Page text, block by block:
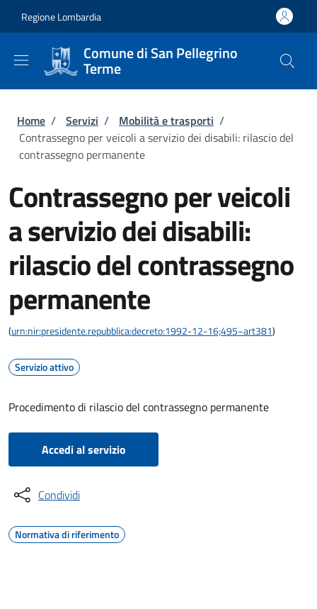
Regione Lombardia
Comune di San Pellegrino
Terme
Briciole di pane
Home / Servizi / Mobilità e trasporti /
Contrassegno per veicoli a servizio dei disabili: rilascio del
contrassegno permanente
Contrassegno per veicoli
a servizio dei disabili:
rilascio del contrassegno
permanente
(urn:nir:presidente.repubblica:decreto:1992-12-16;495~art381)
Servizio attivo
Procedimento di rilascio del contrassegno permanente
Accedi al servizio
Condividi
Normativa di riferimento